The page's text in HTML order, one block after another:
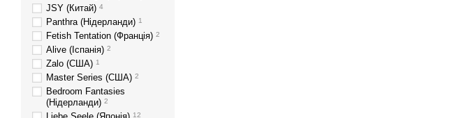
JSY (Китай) 4
Panthra (Нідерланди) 1
Fetish Tentation (Франція) 2
Alive (Іспанія) 2
Zalo (США) 1
Master Series (США) 2
Bedroom Fantasies
(Нідерланди) 2
12